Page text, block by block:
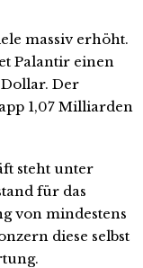
massiv erhöht.
Palantir einen
Der
1,07 Milliarden
steht unter
für das
von mindestens
diese selbst